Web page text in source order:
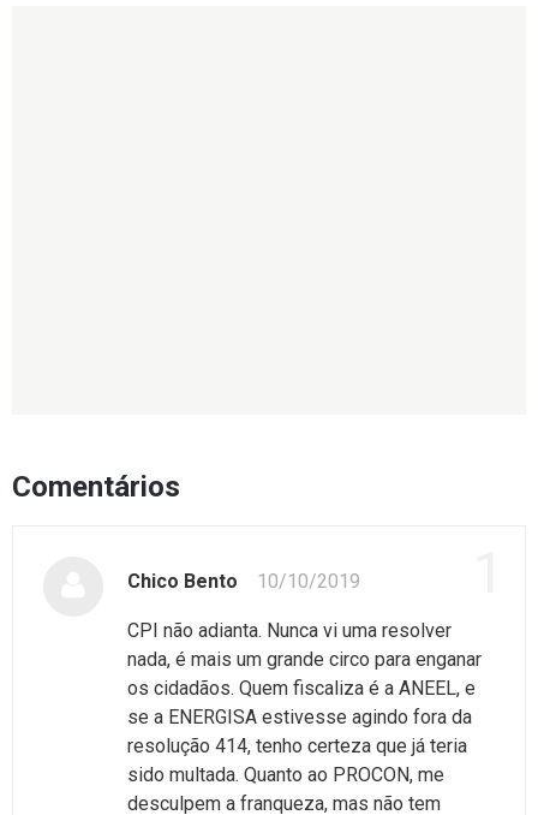
Comentários
Chico Bento 10/10/2019
CPI não adianta. Nunca vi uma resolver
nada, é mais um grande circo para enganar
os cidadãos. Quem fiscaliza é a ANEEL, e
se a ENERGISA estivesse agindo fora da
resolução 414, tenho certeza que já teria
sido multada. Quanto ao PROCON, me
desculpem a franqueza, mas não tem